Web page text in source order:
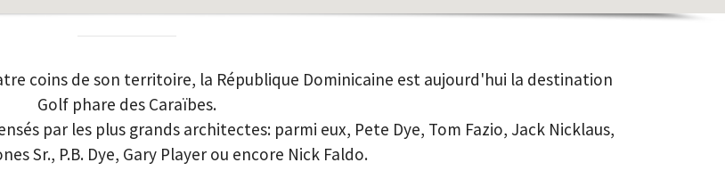
coins de son territoire, la République Dominicaine est aujourd'hui la destination
Golf phare des Caraïbes.
par les plus grands architectes: parmi eux, Pete Dye, Tom Fazio, Jack Nicklaus,
Sr., P.B. Dye, Gary Player ou encore Nick Faldo.